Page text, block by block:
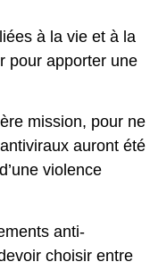
à la vie et à la
pour apporter une
mission, pour ne
auront été
violence
anti-
choisir entre